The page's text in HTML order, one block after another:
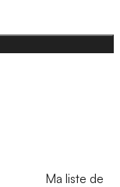
Ma liste de